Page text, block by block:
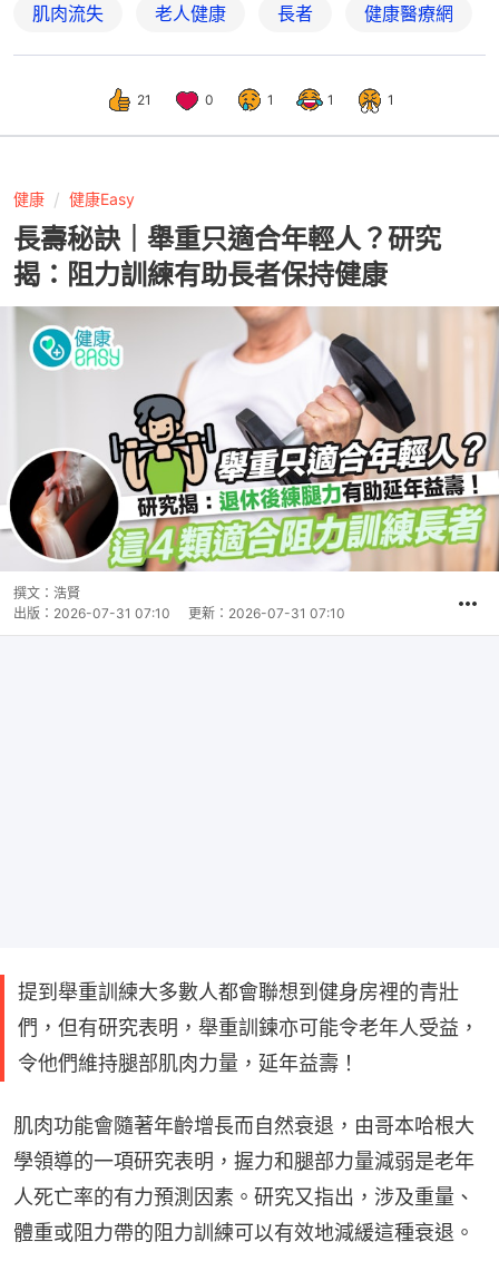
肌肉流失 老人健康 長者 健康醫療網
21 0 1 1 1
健康 健康Easy
長壽秘訣｜舉重只適合年輕人？研究
揭：阻力訓練有助長者保持健康
撰文： 浩賢
出版： 2026-07-31 07:10 更新： 2026-07-31 07:10
提到舉重訓練大多數人都會聯想到健身房裡的青壯
們，但有研究表明，舉重訓鍊亦可能令老年人受益，
令他們維持腿部肌肉力量，延年益壽！
肌肉功能會隨著年齡增長而自然衰退，由哥本哈根大
學領導的一項研究表明，握力和腿部力量減弱是老年
人死亡率的有力預測因素。研究又指出，涉及重量、
體重或阻力帶的阻力訓練可以有效地減緩這種衰退。